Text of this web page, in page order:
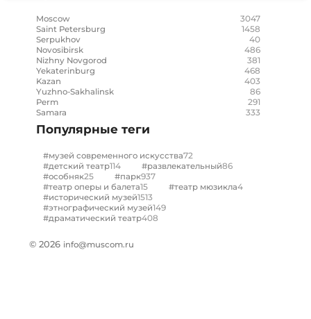
Moscow 3047
Saint Petersburg 1458
Serpukhov 40
Novosibirsk 486
Nizhny Novgorod 381
Yekaterinburg 468
Kazan 403
Yuzhno-Sakhalinsk 86
Perm 291
Samara 333
Популярные теги
#музей современного искусства72
#детский театр114 #развлекательный86
#особняк25 #парк937
#театр оперы и балета15 #театр мюзикла4
#исторический музей1513
#этнографический музей149
#драматический театр408
© 2026 info@muscom.ru